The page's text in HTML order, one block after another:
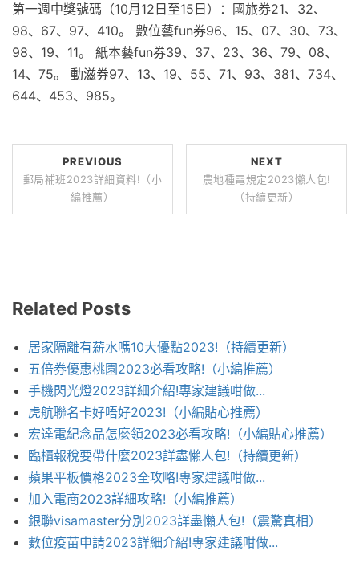
第一週中獎號碼（10月12日至15日）：國旅券21、32、
98、67、97、410。 數位藝fun券96、15、07、30、73、
98、19、11。 紙本藝fun券39、37、23、36、79、08、
14、75。 動滋券97、13、19、55、71、93、381、734、
644、453、985。
PREVIOUS
郵局補班2023詳細資料!（小
編推薦）
NEXT
農地種電規定2023懶人包!
（持續更新）
Related Posts
居家隔離有薪水嗎10大優點2023!（持續更新）
五倍券優惠桃園2023必看攻略!（小編推薦）
手機閃光燈2023詳細介紹!專家建議咁做...
虎航聯名卡好唔好2023!（小編貼心推薦）
宏達電紀念品怎麼領2023必看攻略!（小編貼心推薦）
臨櫃報稅要帶什麼2023詳盡懶人包!（持續更新）
蘋果平板價格2023全攻略!專家建議咁做...
加入電商2023詳細攻略!（小編推薦）
銀聯visamaster分別2023詳盡懶人包!（震驚真相）
數位疫苗申請2023詳細介紹!專家建議咁做...